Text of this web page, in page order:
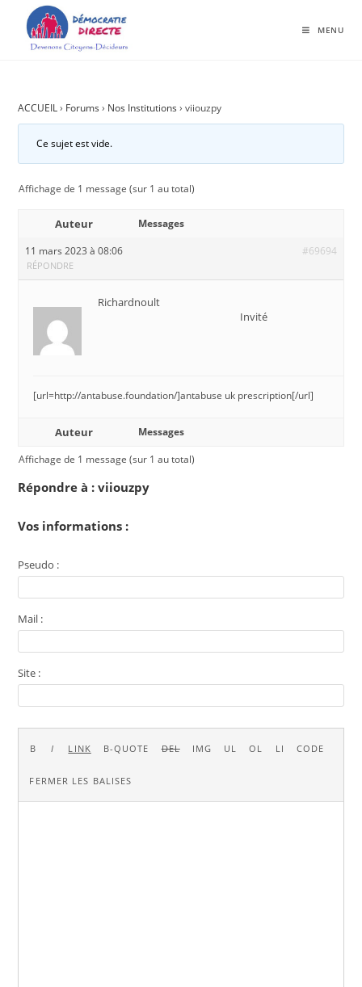
MENU
ACCUEIL › Forums › Nos Institutions › viiouzpy
Ce sujet est vide.
Affichage de 1 message (sur 1 au total)
Auteur
Messages
11 mars 2023 à 08:06
#69694
RÉPONDRE
Richardnoult
Invité
[url=http://antabuse.foundation/]antabuse uk prescription[/url]
Auteur
Messages
Affichage de 1 message (sur 1 au total)
Répondre à : viiouzpy
Vos informations :
Pseudo :
Mail :
Site :